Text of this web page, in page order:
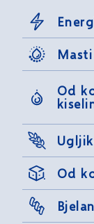
Masti
Od
Od